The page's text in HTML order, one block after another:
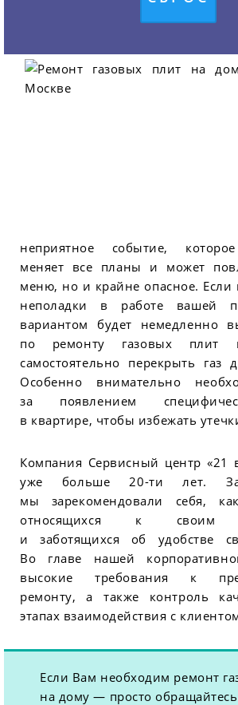
неприятное событие,
меняет все планы и может
меню, но и крайне опасное.
неполадки в работе вашей
вариантом будет немедленно
по ремонту газовых плит и
самостоятельно перекрыть газ
Особенно внимательно
за появлением
в квартире, чтобы избежать
Компания Сервисный центр «21
уже больше 20-ти лет.
мы зарекомендовали себя,
относящихся к своим
и заботящихся об удобстве
Во главе нашей
высокие требования к
ремонту, а также контроль
этапах взаимодействия с
Если Вам необходим ремонт
на дому — просто